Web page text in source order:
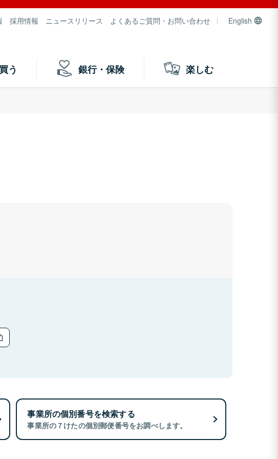
採用情報 ニュースリリース よくあるご質問・お問い合わせ English
買う 銀行・保険 楽しむ
事業所の個別番号を検索する
事業所の７けたの個別郵便番号をお調べします。